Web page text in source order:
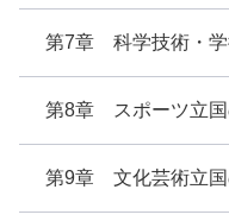
第7章 科学技術・学
第8章 スポーツ立国
第9章 文化芸術立国